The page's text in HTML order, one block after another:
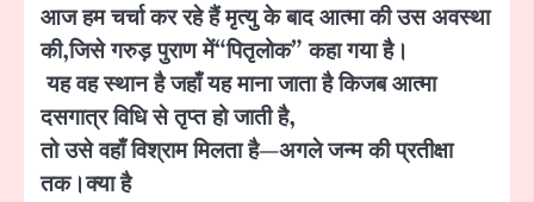
आज हम चर्चा कर रहे हैं मृत्यु के बाद आत्मा की उस अवस्था
की,जिसे गरुड़ पुराण में“पितृलोक”कहा गया है।
यह वह स्थान है जहाँ यह माना जाता है किजब आत्मा
दसगात्र विधि से तृप्त हो जाती है,
तो उसे वहाँ विश्राम मिलता है—अगले जन्म की प्रतीक्षा
तक।क्याहै